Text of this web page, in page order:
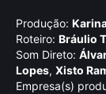
Produção:
Roteiro: Bráulio
Som Direto:
Lopes, Xisto
Empresa(s)